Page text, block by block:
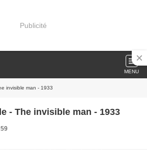
Publicité
MENU
invisible man - 1933
- The invisible man - 1933